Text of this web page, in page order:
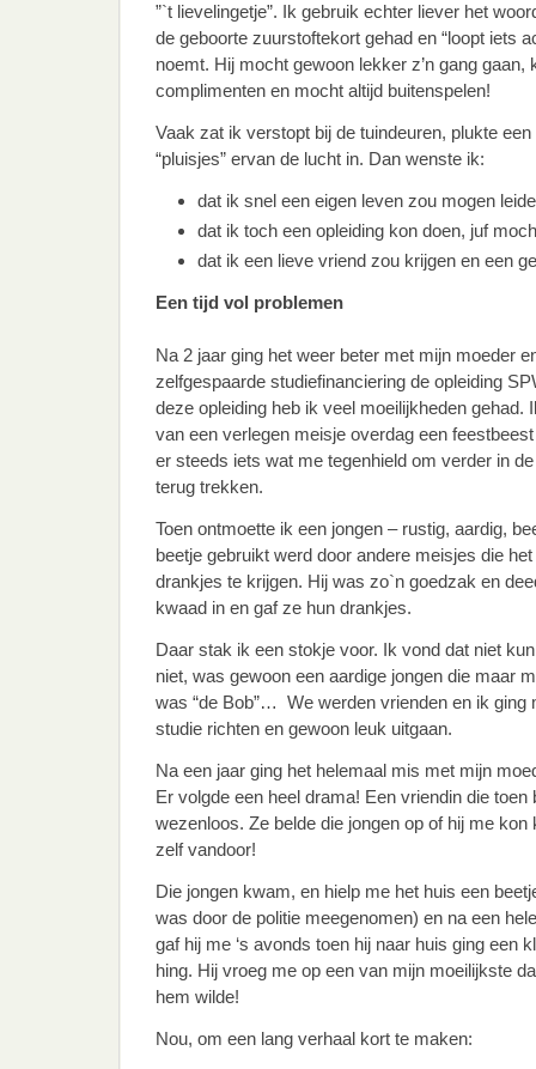
”`t lievelingetje”. Ik gebruik echter liever het
de geboorte zuurstoftekort gehad en “loopt iets
noemt. Hij mocht gewoon lekker z’n gang
complimenten en mocht altijd buitenspelen!
Vaak zat ik verstopt bij de tuindeuren, plukte
“pluisjes” ervan de lucht in. Dan wenste ik:
dat ik snel een eigen leven zou mogen
dat ik toch een opleiding kon doen, juf
dat ik een lieve vriend zou krijgen en een
Een tijd vol problemen
Na 2 jaar ging het weer beter met mijn moeder
zelfgespaarde studiefinanciering de opleiding
deze opleiding heb ik veel moeilijkheden gehad.
van een verlegen meisje overdag een
er steeds iets wat me tegenhield om verder in
terug trekken.
Toen ontmoette ik een jongen – rustig, aardig,
beetje gebruikt werd door andere meisjes die
drankjes te krijgen. Hij was zo`n goedzak en
kwaad in en gaf ze hun drankjes.
Daar stak ik een stokje voor. Ik vond dat niet
niet, was gewoon een aardige jongen die maar
was “de Bob”… We werden vrienden en ik ging
studie richten en gewoon leuk uitgaan.
Na een jaar ging het helemaal mis met mijn
Er volgde een heel drama! Een vriendin die
wezenloos. Ze belde die jongen op of hij me
zelf vandoor!
Die jongen kwam, en hielp me het huis een
was door de politie meegenomen) en na een
gaf hij me ‘s avonds toen hij naar huis ging een
hing. Hij vroeg me op een van mijn moeilijkste
hem wilde!
Nou, om een lang verhaal kort te maken: